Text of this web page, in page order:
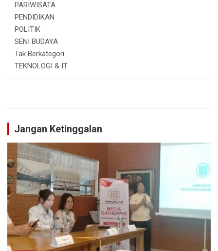
PARIWISATA
PENDIDIKAN
POLITIK
SENI BUDAYA
Tak Berkategori
TEKNOLOGI & IT
Jangan Ketinggalan